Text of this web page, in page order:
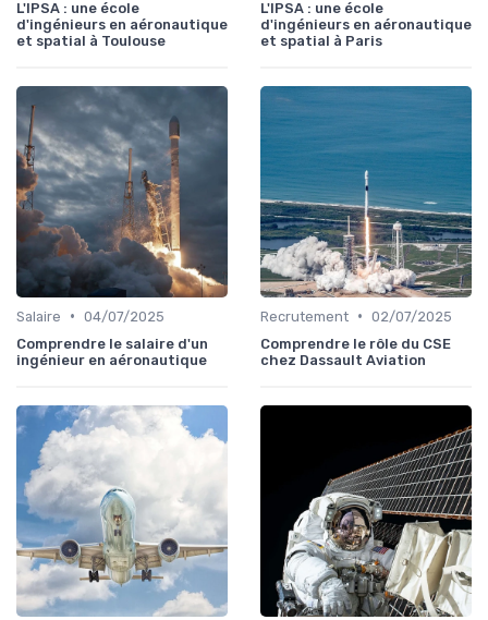
L'IPSA : une école
d'ingénieurs en aéronautique
et spatial à Toulouse
L'IPSA : une école
d'ingénieurs en aéronautique
et spatial à Paris
Salaire • 04/07/2025
Comprendre le salaire d'un
ingénieur en aéronautique
Recrutement • 02/07/2025
Comprendre le rôle du CSE
chez Dassault Aviation